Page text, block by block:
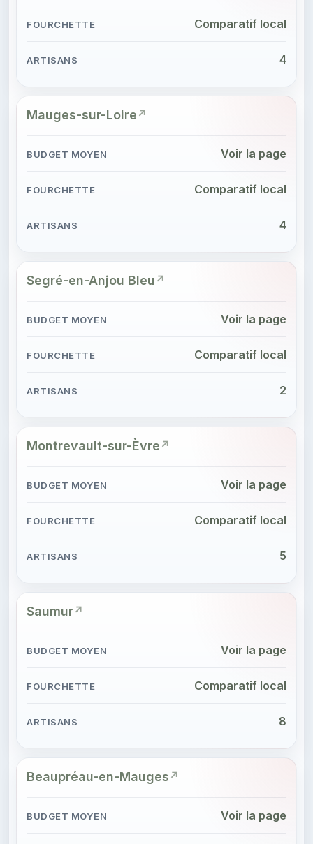
Comparatif local
4
Mauges-sur-Loire
Voir la page
Comparatif local
4
Segré-en-Anjou Bleu
Voir la page
Comparatif local
2
Montrevault-sur-Èvre
Voir la page
Comparatif local
5
Saumur
Voir la page
Comparatif local
8
Beaupréau-en-Mauges
Voir la page